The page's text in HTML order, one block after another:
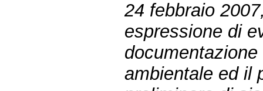
24 febbraio
espressione di
ambientale ed il